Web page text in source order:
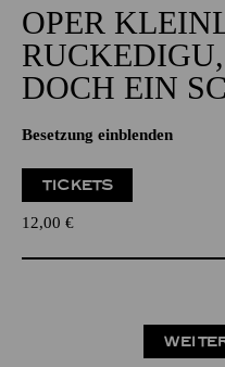
OPER
DOCH EIN
Besetzung einblenden
TICKETS
12,00 €